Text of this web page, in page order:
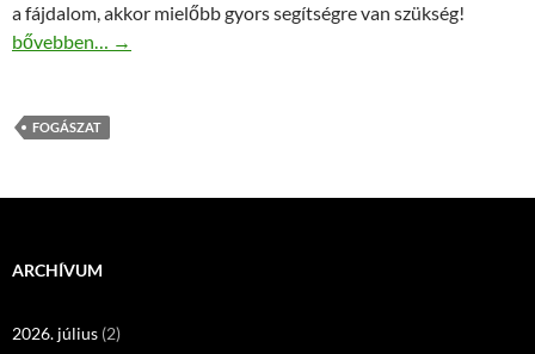
a fájdalom, akkor mielőbb gyors segítségre van szükség!
Non stop fogászati rendelés a fővárosban
bővebben… →
FOGÁSZAT
ARCHÍVUM
2026. július (2)